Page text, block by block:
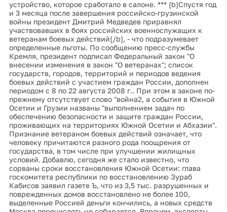
устройство, которое сработало в салоне. *** [b]Спустя год
и 3 месяца после завершения российско-грузинской
войны президент Дмитрий Медведев приравнял
участвовавших в боях российских военнослужащих к
ветеранам боевых действий[/b], - что подразумевает
определенные льготы. По сообщению пресс-службы
Кремля, президент подписал Федеральный закон "О
внесении изменения в закон "О ветеранах"; список
государств, городов, территорий и периодов ведения
боевых действий с участием граждан России, дополнен
периодом с 8 по 22 августа 2008 г.. При этом в законе по-
прежнему отсутствует слово "война2, а события в Южной
Осетии и Грузии названы "выполнением задач по
обеспечению безопасности и защите граждан России,
проживающих на территориях Южной Осетии и Абхазии".
Признание ветераном боевых действий означает, что
человеку причитаются разного рода поощрения от
государства, в том числе при улучшении жилищных
условий. Добавлю, сегодня же стало известно, что
сорваны сроки восстановления Южной Осетии: глава
госкомитета республики по восстановлению Зураб
Кабисов заявил газете Ъ, что из 3,5 тыс. разрушенных и
поврежденных домов восстановлено не более 100,
выделенные Россией деньги кончились, а новых средств